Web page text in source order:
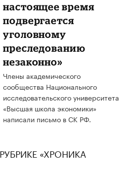
настоящее время
подвергается
уголовному
преследованию
незаконно»
Члены академического
сообщества Национального
исследовательского университета
«Высшая школа экономики»
написали письмо в СК РФ.
«ХРОНИКА